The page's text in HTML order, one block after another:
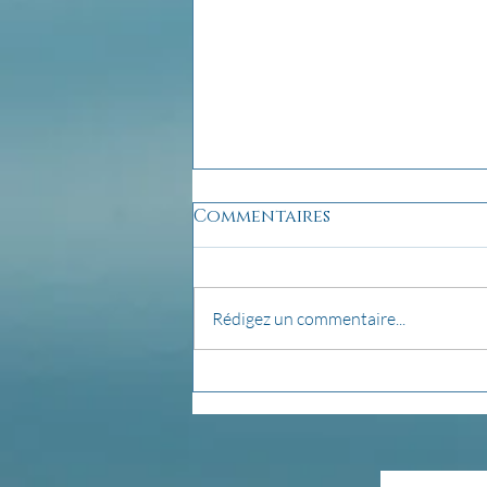
pensée du jour...
Commentaires
Rédigez un commentaire...